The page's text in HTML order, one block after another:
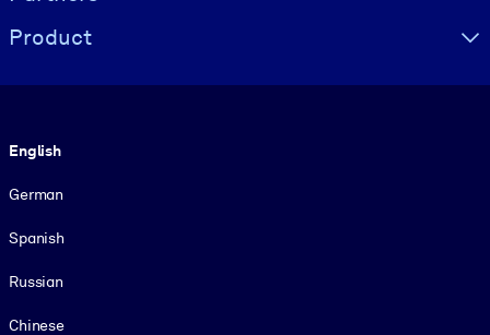
Product
English
German
Spanish
Russian
Chinese